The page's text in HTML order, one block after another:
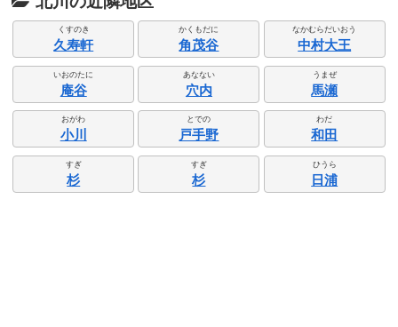
くすのき
久寿軒
かくもだに
角茂谷
なかむらだいおう
中村大王
いおのたに
庵谷
あなない
穴内
うまぜ
馬瀬
おがわ
小川
とでの
戸手野
わだ
和田
すぎ
杉
すぎ
杉
ひうら
日浦